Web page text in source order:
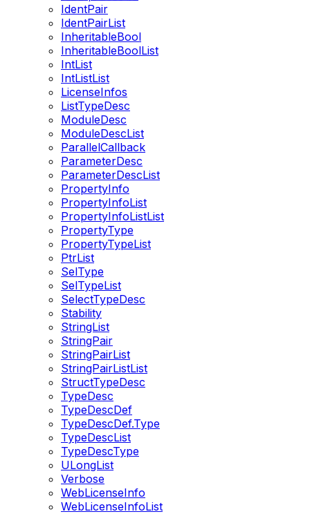
IdentPair
IdentPairList
InheritableBool
InheritableBoolList
IntList
IntListList
LicenseInfos
ListTypeDesc
ModuleDesc
ModuleDescList
ParallelCallback
ParameterDesc
ParameterDescList
PropertyInfo
PropertyInfoList
PropertyInfoListList
PropertyType
PropertyTypeList
PtrList
SelType
SelTypeList
SelectTypeDesc
Stability
StringList
StringPair
StringPairList
StringPairListList
StructTypeDesc
TypeDesc
TypeDescDef
TypeDescDef.Type
TypeDescList
TypeDescType
ULongList
Verbose
WebLicenseInfo
WebLicenseInfoList